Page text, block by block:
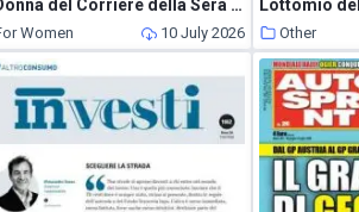
Io Donna del Corriere della Sera – 27 Giugno 2026
Women 10 July 2026 Other